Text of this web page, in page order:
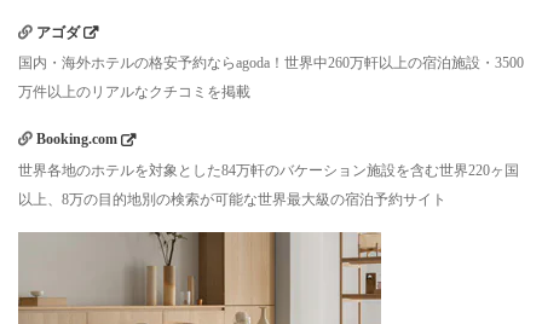
アゴダ
国内・海外ホテルの格安予約ならagoda！世界中260万軒以上の宿泊施設・3500
万件以上のリアルなクチコミを掲載
Booking.com
世界各地のホテルを対象とした84万軒のバケーション施設を含む世界220ヶ国
以上、8万の目的地別の検索が可能な世界最大級の宿泊予約サイト